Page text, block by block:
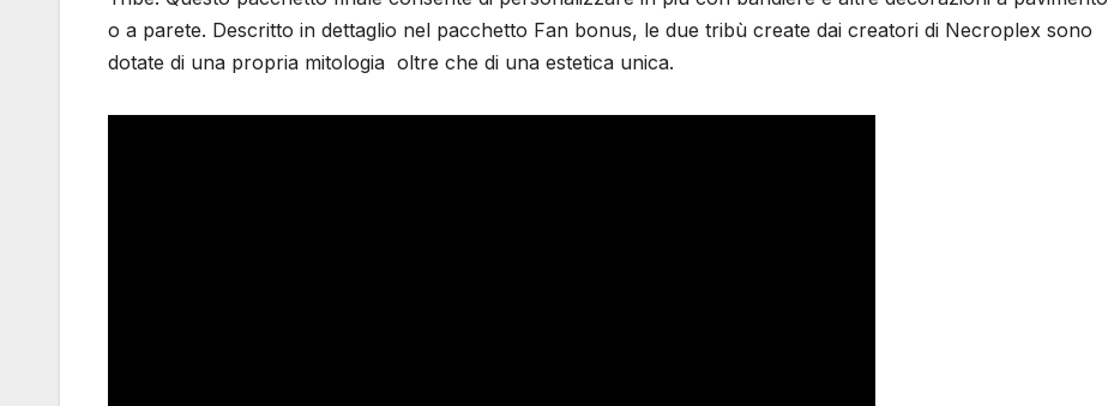
o a parete. Descritto in dettaglio nel pacchetto Fan bonus, le due tribù create dai creatori di Necroplex sono
dotate di una propria mitologia oltre che di una estetica unica.